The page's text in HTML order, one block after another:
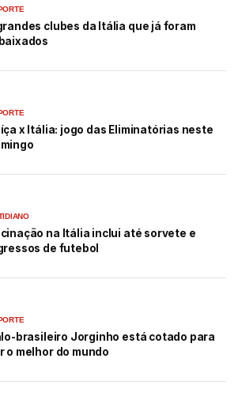
clubes da Itália que já foram
x Itália: jogo das Eliminatórias neste
na Itália inclui até sorvete e
de futebol
brasileiro Jorginho está cotado para
o melhor do mundo